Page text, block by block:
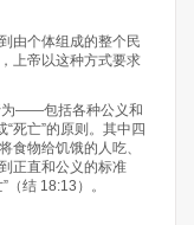
由个体组成的整个民
上帝以这种方式要求
为——包括各种公义和
死亡”的原则。其中四
食物给饥饿的人吃、
正直和公义的标准
结 18:13）。